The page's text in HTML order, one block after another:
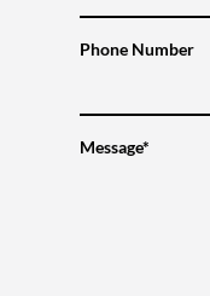
Phone Number
Message*